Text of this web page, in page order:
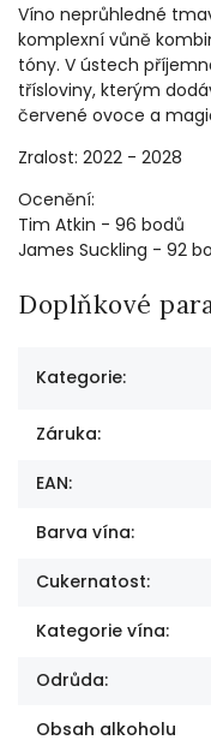
Víno neprůhledné
komplexní vůně
tóny. V ústech
třísloviny, kterým
červené ovoce a
Zralost: 2022 - 2028
Ocenění:
Tim Atkin - 96 bodů
James Suckling - 92
Doplňkové
Kategorie:
Záruka:
EAN:
Barva vína:
Cukernatost:
Kategorie vína:
Odrůda:
Obsah alkoholu